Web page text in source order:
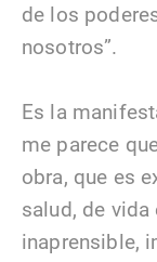
de los
nosotros”.
Es la
me parece
obra, que es
salud, de
inaprensible,